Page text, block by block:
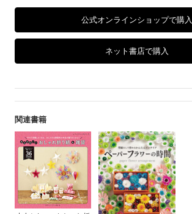
公式オンラインショップで購入
ネット書店で購入
関連書籍